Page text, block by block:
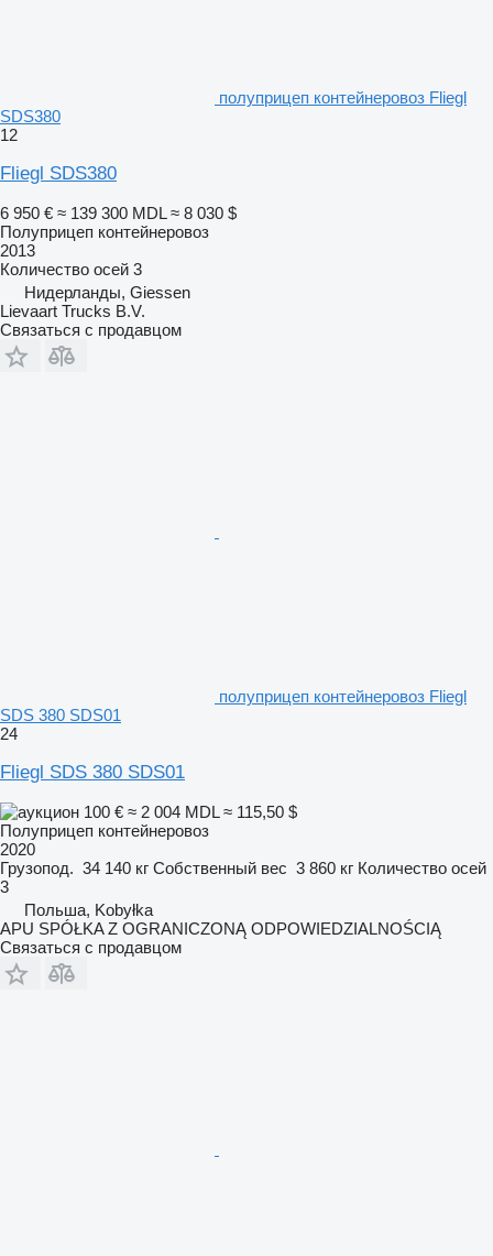
полуприцеп контейнеровоз Fliegl
SDS380
12
Fliegl SDS380
6 950 € ≈ 139 300 MDL ≈ 8 030 $
Полуприцеп контейнеровоз
2013
Количество осей 3
Нидерланды, Giessen
Lievaart Trucks B.V.
Связаться с продавцом
полуприцеп контейнеровоз Fliegl
SDS 380 SDS01
24
Fliegl SDS 380 SDS01
100 € ≈ 2 004 MDL ≈ 115,50 $
Полуприцеп контейнеровоз
2020
Грузопод. 34 140 кг Собственный вес 3 860 кг Количество осей
3
Польша, Kobyłka
APU SPÓŁKA Z OGRANICZONĄ ODPOWIEDZIALNOŚCIĄ
Связаться с продавцом